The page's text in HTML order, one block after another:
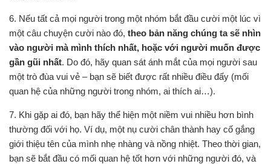
6. Nếu tất cả mọi người trong một nhóm bắt đầu cười một lúc vì
một câu chuyện cười nào đó, theo bản năng chúng ta sẽ nhìn
vào người mà mình thích nhất, hoặc với người muốn được
gần gũi nhất. Do đó, hãy quan sát ánh mắt của mọi người sau
một trò đùa vui vẻ – bạn sẽ biết được rất nhiều điều đấy (mối
quan hệ của những người trong nhóm, ai thích ai…).
7. Khi gặp ai đó, bạn hãy thể hiện một niềm vui nhiều hơn bình
thường đối với họ. Ví dụ, một nụ cười chân thành hay cố gắng
giới thiệu tên của mình nhẹ nhàng và nồng nhiệt. Theo thời gian,
bạn sẽ bắt đầu có mối quan hệ tốt hơn với những người đó, và